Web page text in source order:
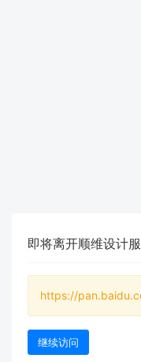
即将离开顺维设计
https://
继续访问